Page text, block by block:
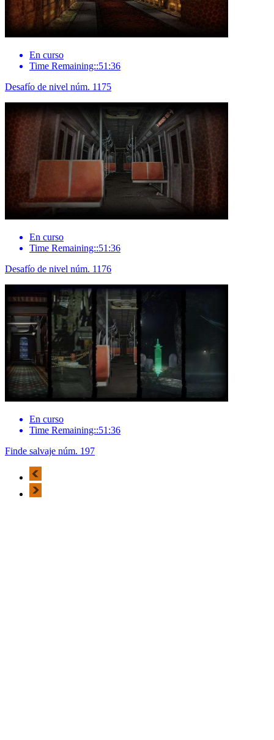
En curso
Time Remaining::51:36
Desafío de nivel núm. 1175
En curso
Time Remaining::51:36
Desafío de nivel núm. 1176
En curso
Time Remaining::51:36
Finde salvaje núm. 197